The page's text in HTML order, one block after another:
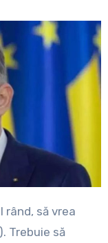
Trebuie să